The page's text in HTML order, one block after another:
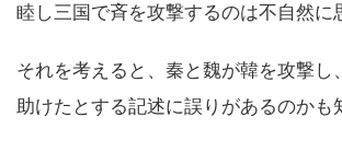
睦し三国で斉を攻撃するのは不自然に
それを考えると、秦と魏が韓を攻撃し
助けたとする記述に誤りがあるのかも